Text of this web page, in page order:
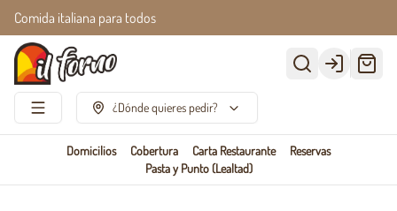
Comida italiana para todos
Login
¿Dónde quieres pedir?
Domicilios Cobertura Carta Restaurante
Reservas
Pasta y Punto (Lealtad)